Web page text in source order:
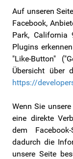
Auf unseren
Facebook,
Park, California
Plugins
"Like-Button"
Übersicht über
https://
Wenn Sie
eine direkte
dem
dadurch die
unsere Seite